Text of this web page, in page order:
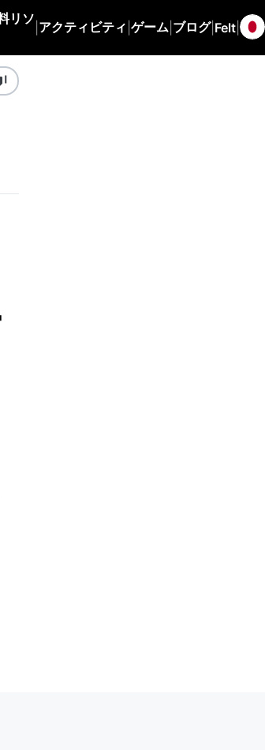
リソ
アクティビティ ゲーム ブログ| Felt